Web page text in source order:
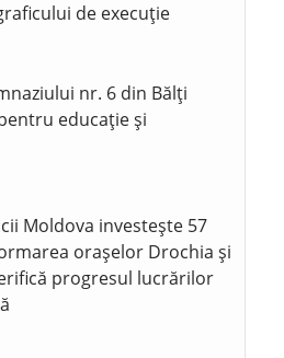
de execuție
nr. 6 din Bălți
educație și
Moldova investește 57
orașelor Drochia și
progresul lucrărilor